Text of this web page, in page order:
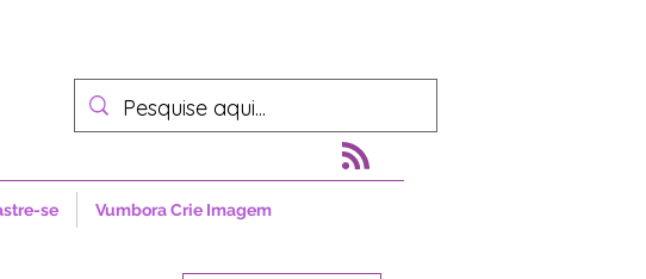
se Vumbora Crie Imagem